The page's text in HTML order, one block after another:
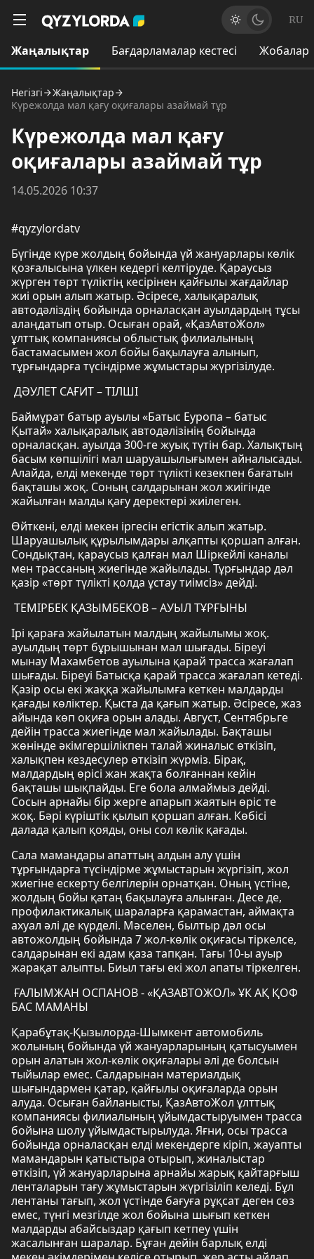
RU
Жаңалықтар Бағдарламалар кестесі Жобалар
Негізгі
Жаңалықтар
Күрежолда мал қағу оқиғалары азаймай тұр
Күрежолда мал қағу
оқиғалары азаймай тұр
14.05.2026 10:37
#qyzylordatv
Бүгінде күре жолдың бойында үй жануарлары көлік
қозғалысына үлкен кедергі келтіруде. Қараусыз
жүрген төрт түліктің кесірінен қайғылы жағдайлар
жиі орын алып жатыр. Әсіресе, халықаралық
автодәліздің бойында орналасқан ауылдардың тұсы
алаңдатып отыр. Осыған орай, «ҚазАвтоЖол»
ұлттық компаниясы облыстық филиалының
бастамасымен жол бойы бақылауға алынып,
тұрғындарға түсіндірме жұмыстары жүргізілуде.
ДӘУЛЕТ САҒИТ – ТІЛШІ
Баймұрат батыр ауылы «Батыс Еуропа – батыс
Қытай» халықаралық автодәлізінің бойында
орналасқан. ауылда 300-ге жуық түтін бар. Халықтың
басым көпшілігі мал шаруашылығымен айналысады.
Алайда, елді мекенде төрт түлікті кезекпен бағатын
бақташы жоқ. Соның салдарынан жол жиігінде
жайылған малды қағу деректері жиілеген.
Өйткені, елді мекен іргесін егістік алып жатыр.
Шаруашылық құрылымдары алқапты қоршап алған.
Сондықтан, қараусыз қалған мал Шіркейлі каналы
мен трассаның жиегінде жайылады. Тұрғындар дәл
қазір «төрт түлікті қолда ұстау тиімсіз» дейді.
ТЕМІРБЕК ҚАЗЫМБЕКОВ – АУЫЛ ТҰРҒЫНЫ
Ірі қараға жайылатын малдың жайылымы жоқ.
ауылдың төрт бұрышынан мал шығады. Біреуі
мынау Махамбетов ауылына қарай трасса жағалап
шығады. Біреуі Батысқа қарай трасса жағалап кетеді.
Қазір осы екі жаққа жайылымға кеткен малдарды
қағады көліктер. Қыста да қағып жатыр. Әсіресе, жаз
айында көп оқиға орын алады. Август, Сентябрьге
дейін трасса жиегінде мал жайылады. Бақташы
жөнінде әкімгершілікпен талай жиналыс өткізіп,
халықпен кездесулер өткізіп жүрміз. Бірақ,
малдардың өрісі жан жақта болғаннан кейін
бақташы шықпайды. Еге бола алмаймыз дейді.
Сосын арнайы бір жерге апарып жаятын өріс те
жоқ. Бәрі күріштік қылып қоршап алған. Көбісі
далада қалып қояды, оны сол көлік қағады.
Сала мамандары апаттың алдын алу үшін
тұрғындарға түсіндірме жұмыстарын жүргізіп, жол
жиегіне ескерту белгілерін орнатқан. Оның үстіне,
жолдың бойы қатаң бақылауға алынған. Десе де,
профилактикалық шараларға қарамастан, аймақта
ахуал әлі де күрделі. Мәселен, былтыр дәл осы
автожолдың бойында 7 жол-көлік оқиғасы тіркелсе,
салдарынан екі адам қаза тапқан. Тағы 10-ы ауыр
жарақат алыпты. Биыл тағы екі жол апаты тіркелген.
ҒАЛЫМЖАН ОСПАНОВ - «ҚАЗАВТОЖОЛ» ҰК АҚ ҚОФ
БАС МАМАНЫ
Қарабұтақ-Қызылорда-Шымкент автомобиль
жолының бойында үй жануарларының қатысуымен
орын алатын жол-көлік оқиғалары әлі де болсын
тыйылар емес. Салдарынан материалдық
шығындармен қатар, қайғылы оқиғаларда орын
алуда. Осыған байланысты, ҚазАвтоЖол ұлттық
компаниясы филиалының ұйымдастыруымен трасса
бойына шолу ұйымдастырылуда. Яғни, осы трасса
бойында орналасқан елді мекендерге кіріп, жауапты
мамандарын қатыстыра отырып, жиналыстар
өткізіп, үй жануарларына арнайы жарық қайтарғыш
ленталарын тағу жұмыстарын жүргізіліп келеді. Бұл
лентаны тағып, жол үстінде бағуға рұқсат деген сөз
емес, түнгі мезгілде жол бойына шығып кеткен
малдарды абайсыздар қағып кетпеу үшін
жасалынған шаралар. Бұған дейін барлық елді